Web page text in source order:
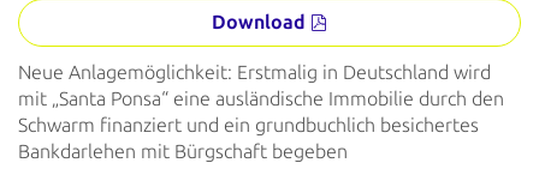
Download
Neue Anlagemöglichkeit: Erstmalig in Deutschland wird
mit „Santa Ponsa“ eine ausländische Immobilie durch den
Schwarm finanziert und ein grundbuchlich besichertes
Bankdarlehen mit Bürgschaft begeben